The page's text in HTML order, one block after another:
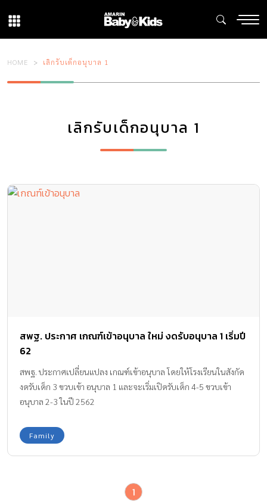
HOME เลิกรับเด็กอนุบาล 1
เลิกรับเด็กอนุบาล 1
สพฐ. ประกาศ เกณฑ์เข้าอนุบาล ใหม่ งดรับอนุบาล 1 เริ่มปี
62
สพฐ. ประกาศเปลี่ยนแปลง เกณฑ์เข้าอนุบาล โดยให้โรงเรียนในสังกัด
งดรับเด็ก 3 ขวบเข้า อนุบาล 1 และจะเริ่มเปิดรับเด็ก 4-5 ขวบเข้า
อนุบาล 2-3 ในปี 2562
Family
1